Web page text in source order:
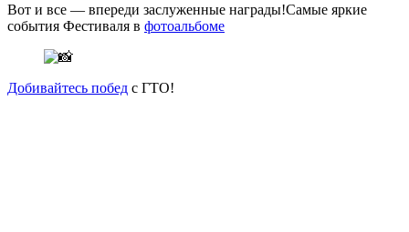
Вот и все — впереди заслуженные награды!Самые яркие
события Фестиваля в фотоальбоме
Добивайтесь побед с ГТО!